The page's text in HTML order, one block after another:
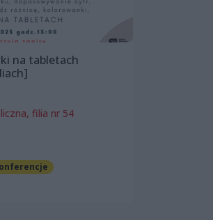
na tabletach
filia nr 54